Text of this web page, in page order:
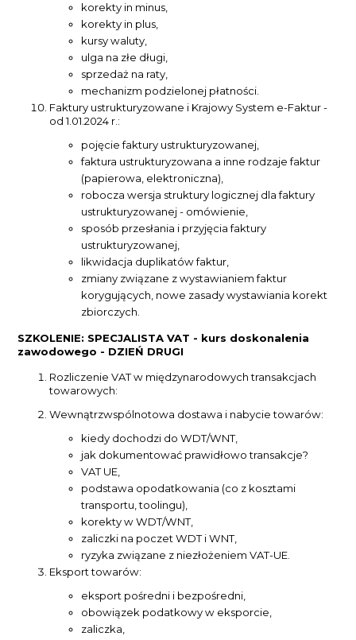
korekty in minus,
korekty in plus,
kursy waluty,
ulga na złe długi,
sprzedaż na raty,
mechanizm podzielonej płatności.
Faktury ustrukturyzowane i Krajowy System e-Faktur -
od 1.01.2024 r.:
pojęcie faktury ustrukturyzowanej,
faktura ustrukturyzowana a inne rodzaje faktur
(papierowa, elektroniczna),
robocza wersja struktury logicznej dla faktury
ustrukturyzowanej - omówienie,
sposób przesłania i przyjęcia faktury
ustrukturyzowanej,
likwidacja duplikatów faktur,
zmiany związane z wystawianiem faktur
korygujących, nowe zasady wystawiania korekt
zbiorczych.
SZKOLENIE: SPECJALISTA VAT - kurs doskonalenia
zawodowego - DZIEŃ DRUGI
Rozliczenie VAT w międzynarodowych transakcjach
towarowych:
Wewnątrzwspólnotowa dostawa i nabycie towarów:
kiedy dochodzi do WDT/WNT,
jak dokumentować prawidłowo transakcje?
VAT UE,
podstawa opodatkowania (co z kosztami
transportu, toolingu),
korekty w WDT/WNT,
zaliczki na poczet WDT i WNT,
ryzyka związane z niezłożeniem VAT-UE.
Eksport towarów:
eksport pośredni i bezpośredni,
obowiązek podatkowy w eksporcie,
zaliczka,